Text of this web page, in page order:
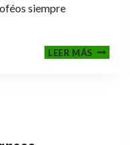
siempre
LEER MÁSCENA-